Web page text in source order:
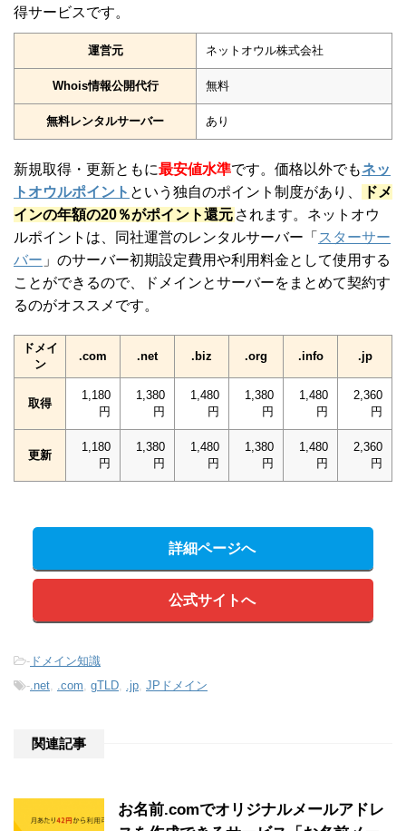
得サービスです。
運営元 ネットオウル株式会社
Whois情報公開代行 無料
無料レンタルサーバー あり
新規取得・更新ともに最安値水準です。価格以外でもネッ
トオウルポイント という独自のポイント制度があり、
ドメ
インの年額の20％がポイント還元 されます。ネットオウ
ルポイントは、同社運営のレンタルサーバー「 スターサー
バー 」のサーバー初期設定費用や利用料金として使用する
ことができるので、ドメインとサーバーをまとめて契約す
るのがオススメです。
ドメイ
ン
.com .net .biz .org .info .jp
取得
1,180
円
1,380
円
1,480
円
1,380
円
1,480
円
2,360
円
更新
1,180
円
1,380
円
1,480
円
1,380
円
1,480
円
2,360
円
詳細ページへ
公式サイトへ
- ドメイン知識
- .net .com gTLD .jp JPドメイン
関連記事
お名前.comでオリジナルメールアドレ